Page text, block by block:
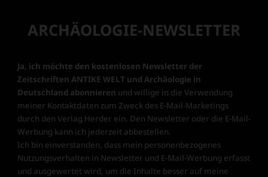
ARCHÄOLOGIE-NEWSLETTER
Ja, ich möchte den kostenlosen Newsletter der
Zeitschriften ANTIKE WELT und Archäologie in
Deutschland abonnieren und willige in die Verwendung
meiner Kontaktdaten zum Zweck des E-Mail-Marketings
durch den Verlag Herder ein. Den Newsletter oder die E-Mail-
Werbung kann ich jederzeit abbestellen.
Ich bin einverstanden, dass mein personenbezogenes
Nutzungsverhalten in Newsletter und E-Mail-Werbung erfasst
und ausgewertet wird, um die Inhalte besser auf meine